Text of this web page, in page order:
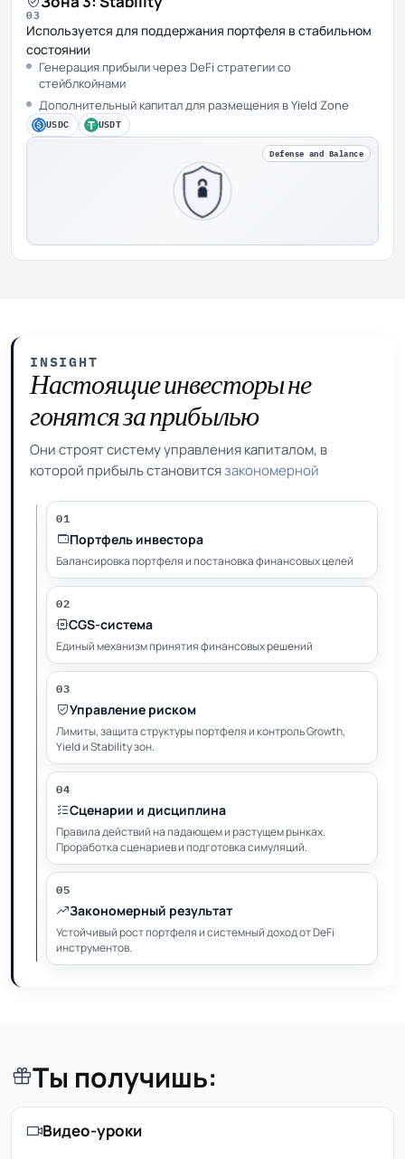
03
Используется для поддержания портфеля в стабильном
состоянии
Генерация прибыли через DeFi стратегии со
стейблкойнами
Дополнительный капитал для размещения в Yield Zone
USDC USDT
Defense and Balance
INSIGHT
Настоящие инвесторы не
гонятся за прибылью
Они строят систему управления капиталом, в
которой прибыль становитсязакономерной
01
Портфель инвестора
Балансировка портфеля и постановка финансовых целей
02
CGS-система
Единый механизм принятия финансовых решений
03
Управление риском
Лимиты, защита структуры портфеля и контроль Growth,
Yield и Stability зон.
04
Сценарии и дисциплина
Правила действий на падающем и растущем рынках.
Проработка сценариев и подготовка симуляций.
05
Закономерный результат
Устойчивый рост портфеля и системный доход от DeFi
инструментов.
Ты получишь:
Видео-уроки